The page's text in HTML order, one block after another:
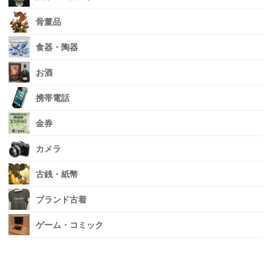
骨董品
食器・陶器
お酒
携帯電話
金券
カメラ
古銭・紙幣
ブランド古着
ゲーム・コミック